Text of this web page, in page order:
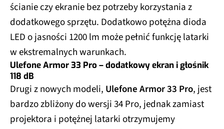
ścianie czy ekranie bez potrzeby korzystania z
dodatkowego sprzętu. Dodatkowo potężna dioda
LED o jasności 1200 lm może pełnić funkcję latarki
w ekstremalnych warunkach.
Ulefone Armor 33 Pro – dodatkowy ekran i głośnik
118 dB
Drugi z nowych modeli, Ulefone Armor 33 Pro, jest
bardzo zbliżony do wersji 34 Pro, jednak zamiast
projektora i potężnej latarki otrzymujemy